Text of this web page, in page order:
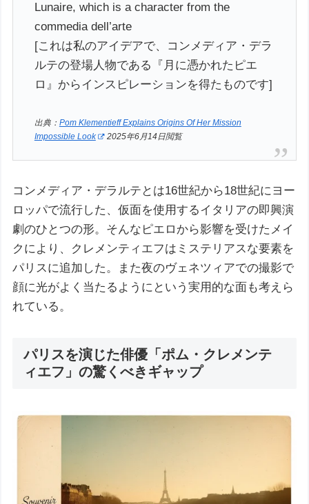
Lunaire, which is a character from the
commedia dell’arte
[これは私のアイデアで、コンメディア・デラ
ルテの登場人物である『月に憑かれたピエ
ロ』からインスピレーションを得たものです]
出典： Pom Klementieff Explains Origins Of Her Mission
Impossible Look
2025年6月14日閲覧
コンメディア・デラルテとは16世紀から18世紀にヨー
ロッパで流行した、仮面を使用するイタリアの即興演
劇のひとつの形。そんなピエロから影響を受けたメイ
クにより、クレメンティエフはミステリアスな要素を
パリスに追加した。また夜のヴェネツィアでの撮影で
顔に光がよく当たるようにという実用的な面も考えら
れている。
パリスを演じた俳優「ポム・クレメンテ
ィエフ」の驚くべきギャップ